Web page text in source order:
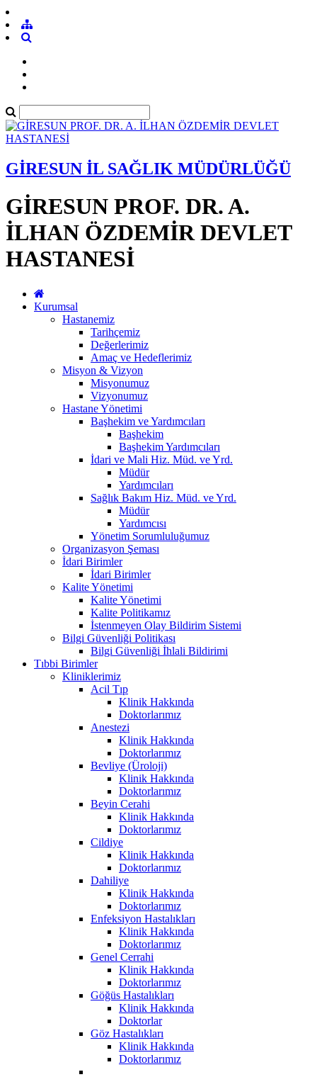
GİRESUN İL SAĞLIK MÜDÜRLÜĞÜ
GİRESUN PROF. DR. A.
İLHAN ÖZDEMİR DEVLET
HASTANESİ
Kurumsal
Hastanemiz
Tarihçemiz
Değerlerimiz
Amaç ve Hedeflerimiz
Misyon & Vizyon
Misyonumuz
Vizyonumuz
Hastane Yönetimi
Başhekim ve Yardımcıları
Başhekim
Başhekim Yardımcıları
İdari ve Mali Hiz. Müd. ve Yrd.
Müdür
Yardımcıları
Sağlık Bakım Hiz. Müd. ve Yrd.
Müdür
Yardımcısı
Yönetim Sorumluluğumuz
Organizasyon Şeması
İdari Birimler
İdari Birimler
Kalite Yönetimi
Kalite Yönetimi
Kalite Politikamız
İstenmeyen Olay Bildirim Sistemi
Bilgi Güvenliği Politikası
Bilgi Güvenliği İhlali Bildirimi
Tıbbi Birimler
Kliniklerimiz
Acil Tıp
Klinik Hakkında
Doktorlarımız
Anestezi
Klinik Hakkında
Doktorlarımız
Bevliye (Üroloji)
Klinik Hakkında
Doktorlarımız
Beyin Cerahi
Klinik Hakkında
Doktorlarımız
Cildiye
Klinik Hakkında
Doktorlarımız
Dahiliye
Klinik Hakkında
Doktorlarımız
Enfeksiyon Hastalıkları
Klinik Hakkında
Doktorlarımız
Genel Cerrahi
Klinik Hakkında
Doktorlarımız
Göğüs Hastalıkları
Klinik Hakkında
Doktorlar
Göz Hastalıkları
Klinik Hakkında
Doktorlarımız